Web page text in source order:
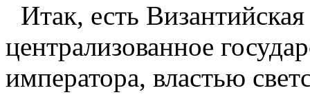
Итак, есть
централизованное
императора, властью